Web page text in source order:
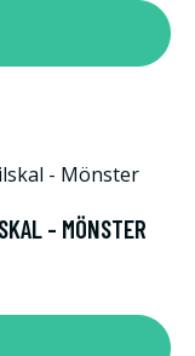
- MÖNSTER